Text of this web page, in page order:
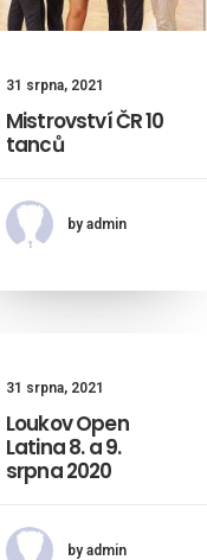
31 srpna, 2021
Mistrovství ČR 10
tanců
by admin
31 srpna, 2021
Loukov Open
Latina 8. a 9.
srpna 2020
by admin